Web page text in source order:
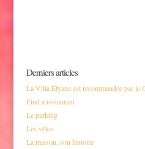
Derniers articles
La Villa Élyane est recommandée par le
Find a restaurant
Le parking
Les vélos
La maison, son histoire